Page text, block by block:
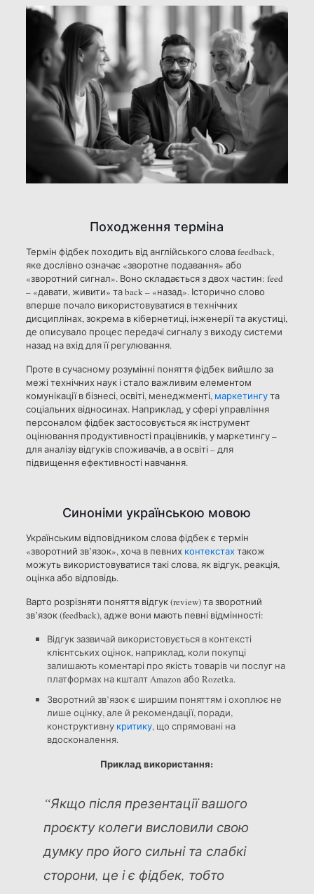
Походження терміна
Термін фідбек походить від англійського слова feedback,
яке дослівно означає «зворотне подавання» або
«зворотний сигнал». Воно складається з двох частин: feed
– «давати, живити» та back – «назад». Історично слово
вперше почало використовуватися в технічних
дисциплінах, зокрема в кібернетиці, інженерії та акустиці,
де описувало процес передачі сигналу з виходу системи
назад на вхід для її регулювання.
Проте в сучасному розумінні поняття фідбек вийшло за
межі технічних наук і стало важливим елементом
комунікації в бізнесі, освіті, менеджменті, маркетингута
соціальних відносинах. Наприклад, у сфері управління
персоналом фідбек застосовується як інструмент
оцінювання продуктивності працівників, у маркетингу –
для аналізу відгуків споживачів, а в освіті – для
підвищення ефективності навчання.
Синоніми українською мовою
Українським відповідником слова фідбек є термін
«зворотний зв’язок», хоча в певних контекстахтакож
можуть використовуватися такі слова, як відгук, реакція,
оцінка або відповідь.
Варто розрізняти поняття відгук (review) та зворотний
зв’язок (feedback), адже вони мають певні відмінності:
Відгук зазвичай використовується в контексті
клієнтських оцінок, наприклад, коли покупці
залишають коментарі про якість товарів чи послуг на
платформах на кшталт Amazon або Rozetka.
Зворотний зв’язок є ширшим поняттям і охоплює не
лише оцінку, але й рекомендації, поради,
конструктивну критику, що спрямовані на
вдосконалення.
Приклад використання:
“Якщо після презентації вашого
проєкту колеги висловили свою
думку про його сильні та слабкі
сторони, це і є фідбек, тобто